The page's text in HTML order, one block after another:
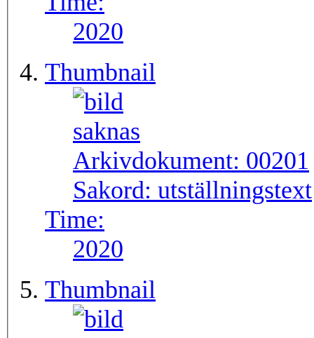
2020
Thumbnail
Arkivdokument: 00201
Sakord: utställningstext
Time:
2020
Thumbnail